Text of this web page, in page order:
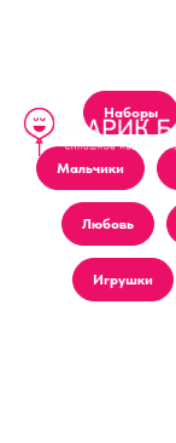
Наборы
Мальчики
Любовь
Игрушки